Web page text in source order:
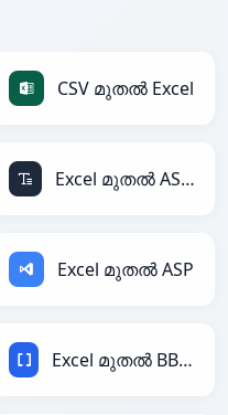
CSV മുതൽ Excel
Excel മുതൽ ASCII
Excel മുതൽ ASP
Excel മുതൽ BBCode